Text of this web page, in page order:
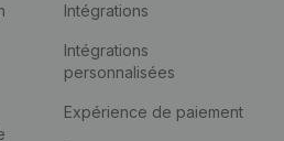
Intégrations
Intégrations
personnalisées
Expérience de paiement